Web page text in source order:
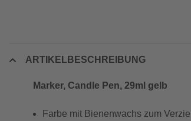
ARTIKELBESCHREIBUNG
Marker, Candle Pen, 29ml gelb
Farbe mit Bienenwachs zum